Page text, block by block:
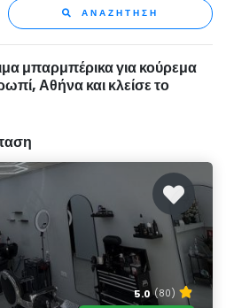
ΑΝΑΖΗΤΗΣΗ
μπαρμπέρικα για κούρεμα
Αθήνα και κλείσε το
5.0 (80)